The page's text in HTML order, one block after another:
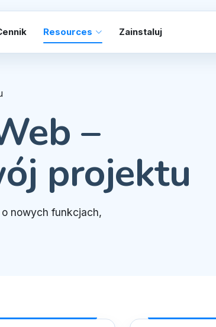
Resources Zainstaluj
–
projektu
nowych funkcjach,